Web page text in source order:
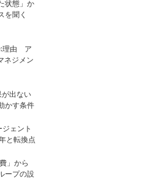
状態」か
を聞く
理由 ア
ネジメン
出ない
かす条件
ジェント
と転換点
」から
ープの設